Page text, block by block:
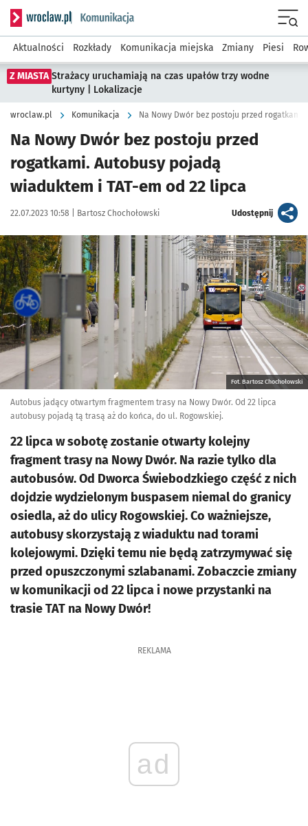
Serwis informacyjny wroclaw.pl podserwis: Komunikacja
Aktualności Rozkłady Komunikacja miejska Zmiany Piesi
Z MIASTA Strażacy uruchamiają na czas upałów trzy wodne
kurtyny | Lokalizacje
wroclaw.pl Komunikacja
Na Nowy Dwór bez postoju przed
rogatkami. Autobusy pojadą
wiaduktem i TAT-em od 22 lipca
Data publikacji:
22.07.2023 10:58 | Autor:
Bartosz Chochołowski Udostępnijartykuł
Kliknij, aby powiększyć
Fot. Bartosz Chochołowski
Autobus jadący otwartym fragmentem trasy na Nowy Dwór. Od 22 lipca
autobusy pojadą tą trasą aż do końca, do ul. Rogowskiej.
22 lipca w sobotę zostanie otwarty kolejny
fragment trasy na Nowy Dwór. Na razie tylko dla
autobusów. Od Dworca Świebodzkiego część z nich
dojdzie wydzielonym buspasem niemal do granicy
osiedla, aż do ulicy Rogowskiej. Co ważniejsze,
autobusy skorzystają z wiaduktu nad torami
kolejowymi. Dzięki temu nie będą zatrzymywać się
przed opuszczonymi szlabanami. Zobaczcie zmiany
w komunikacji od 22 lipca i nowe przystanki na
trasie TAT na Nowy Dwór!
REKLAMA
ad